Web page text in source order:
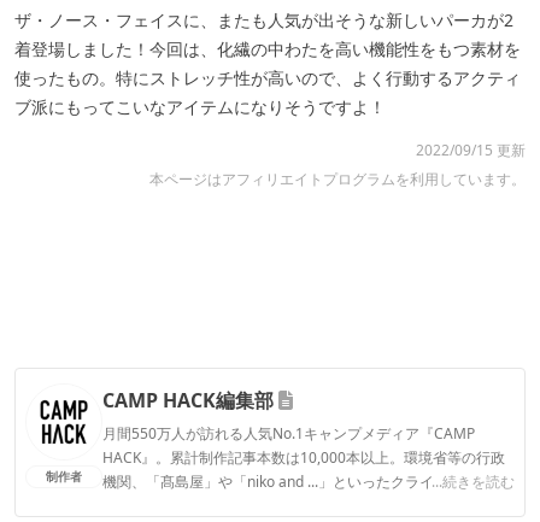
ザ・ノース・フェイスに、またも人気が出そうな新しいパーカが2
着登場しました！今回は、化繊の中わたを高い機能性をもつ素材を
使ったもの。特にストレッチ性が高いので、よく行動するアクティ
ブ派にもってこいなアイテムになりそうですよ！
2022/09/15 更新
本ページはアフィリエイトプログラムを利用しています。
制作者
CAMP HACK編集部
月間550万人が訪れる人気No.1キャンプメディア『CAMP
HACK』。累計制作記事本数は10,000本以上。環境省等の行政
機関、「髙島屋」や「niko and ...」といったクライアントとの
...続きを読む